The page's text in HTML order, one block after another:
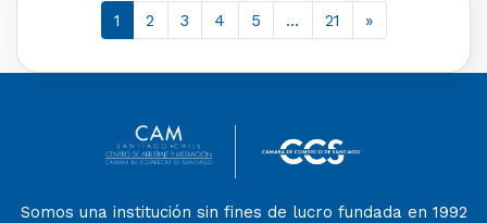
1 2 3 4 5 … 21 »
Somos una institución sin fines de lucro fundada en 1992